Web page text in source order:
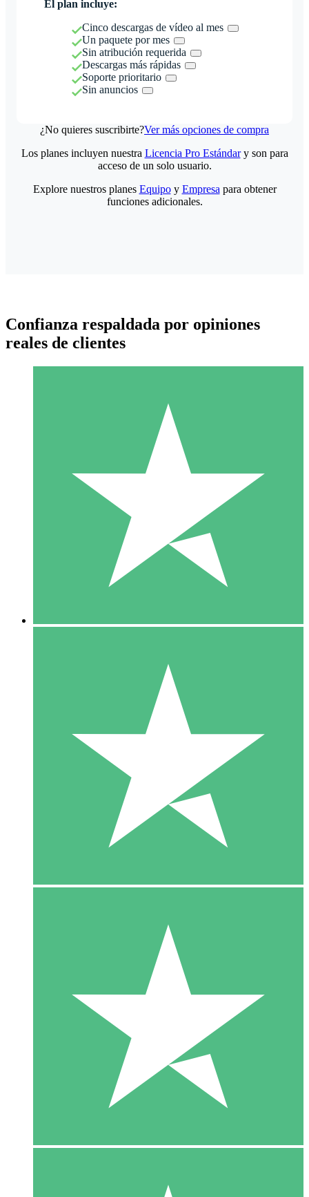
El plan incluye:
Cinco descargas de vídeo al mes
Un paquete por mes
Sin atribución requerida
Descargas más rápidas
Soporte prioritario
Sin anuncios
¿No quieres suscribirte?Ver más opciones de compra
Paquetes de Créditos Individuales
Paga según el uso con créditos de descarga. Sin compromiso
10 00
10 Descargas
20 00
Los planes incluyen nuestra Licencia Pro Estándary son para
acceso de un solo usuario.
Explore nuestros planes Equipoy Empresa para obtener
funciones adicionales.
Confianza respaldada por opiniones
reales de clientes